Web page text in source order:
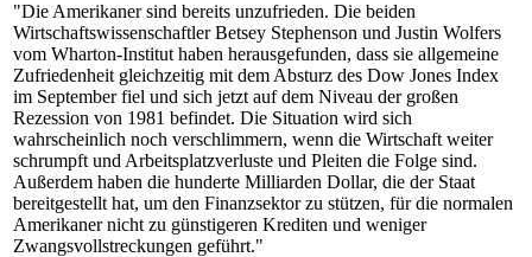
"Die Amerikaner sind bereits unzufrieden. Die beiden
Wirtschaftswissenschaftler Betsey Stephenson und Justin Wolfers
vom Wharton-Institut haben herausgefunden, dass sie allgemeine
Zufriedenheit gleichzeitig mit dem Absturz des Dow Jones Index
im September fiel und sich jetzt auf dem Niveau der großen
Rezession von 1981 befindet. Die Situation wird sich
wahrscheinlich noch verschlimmern, wenn die Wirtschaft weiter
schrumpft und Arbeitsplatzverluste und Pleiten die Folge sind.
Außerdem haben die hunderte Milliarden Dollar, die der Staat
bereitgestellt hat, um den Finanzsektor zu stützen, für die normalen
Amerikaner nicht zu günstigeren Krediten und weniger
Zwangsvollstreckungen geführt."